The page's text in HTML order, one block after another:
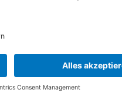
Bundesland eine
zu tragenden
und in
Pflege in den